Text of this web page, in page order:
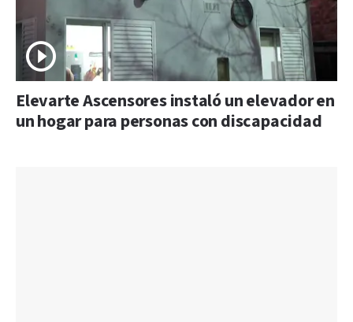
Elevarte Ascensores instaló un elevador en
un hogar para personas con discapacidad